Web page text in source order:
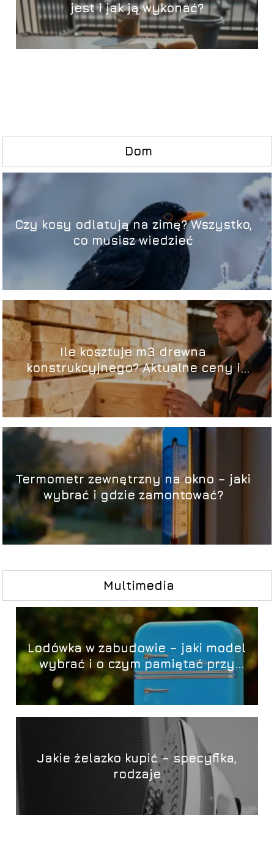
jest i jak ją wykonać?
Dom
Czy kosy odlatują na zimę? Wszystko,
co musisz wiedzieć
Ile kosztuje m3 drewna
konstrukcyjnego? Aktualne ceny i
czynniki
Termometr zewnętrzny na okno – jaki
wybrać i gdzie zamontować?
Multimedia
Lodówka w zabudowie – jaki model
wybrać i o czym pamiętać przy
montażu?
Jakie żelazko kupić – specyfika,
rodzaje